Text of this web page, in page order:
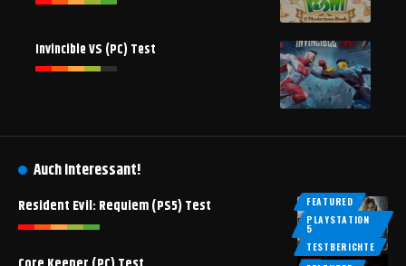
Invincible VS (PC) Test
Auch interessant!
FEATURED
PLAYSTATION
5
TESTBERICHTE
Resident Evil: Requiem (PS5) Test